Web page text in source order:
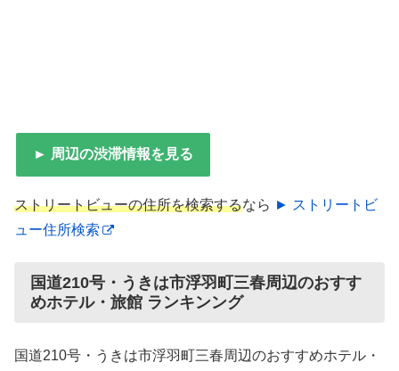
► 周辺の渋滞情報を見る
ストリートビューの住所を検索するなら ► ストリートビ
ュー住所検索
国道210号・うきは市浮羽町三春周辺のおすす
めホテル・旅館 ランキンング
国道210号・うきは市浮羽町三春周辺のおすすめホテル・